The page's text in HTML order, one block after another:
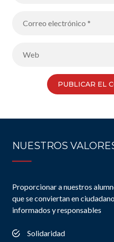
NUESTROS
Proporcionar a nuestros
que se conviertan en
informados y responsables
Solidaridad